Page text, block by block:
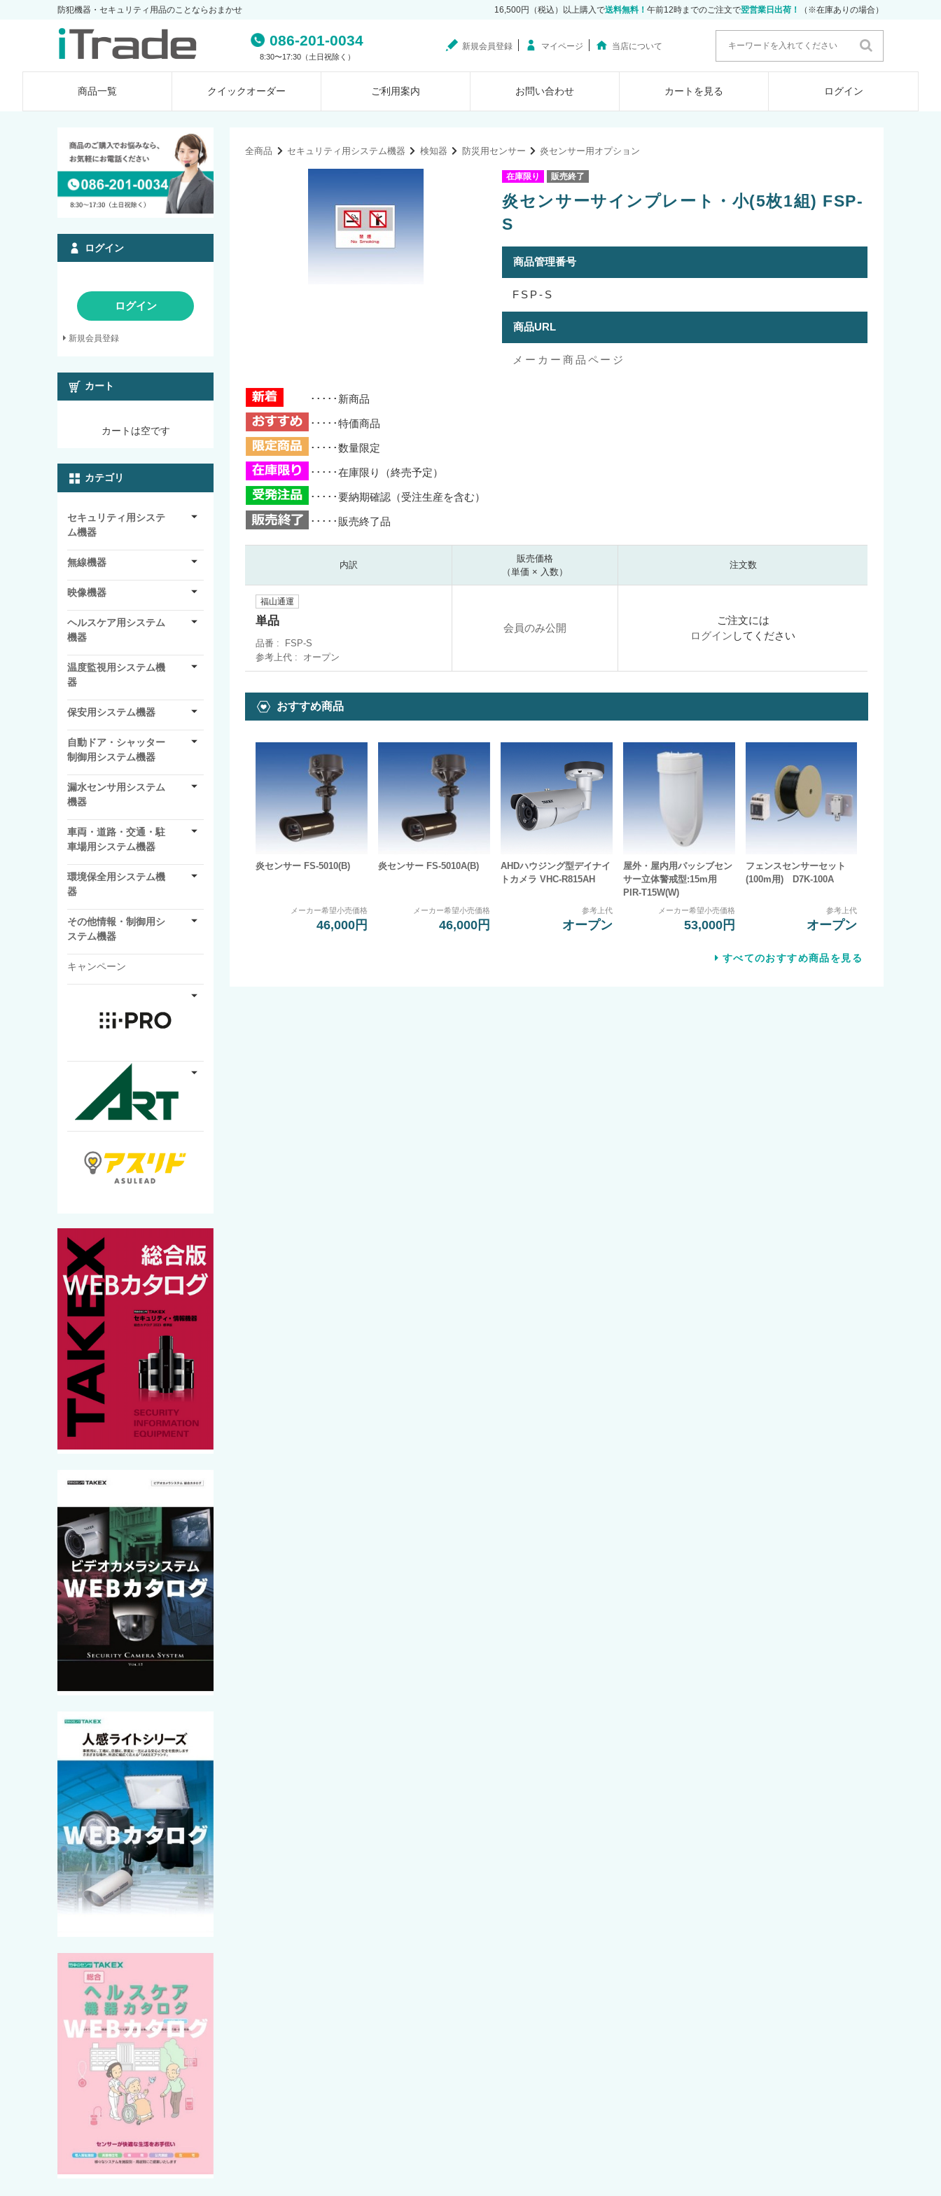
防犯機器・セキュリティ用品のことならおまかせ 16,500円（税込）以上購入で送料無料！ 午前12時までのご注文で翌営業日出荷！ （※在庫ありの場合）
086-201-0034
8:30〜17:30（土日祝除く）
新規会員登録 マイページ 当店について
商品一覧 クイックオーダー ご利用案内 お問い合わせ カートを見る ログイン
全商品 セキュリティ用システム機器 検知器 防災用センサー 炎センサー用オプション
在庫限り 販売終了
炎センサーサインプレート・小(5枚1組) FSP-
S
商品管理番号
FSP-S
商品URL
メーカー商品ページ
･････新商品
･････特価商品
･････数量限定
･････在庫限り（終売予定）
･････要納期確認（受注生産を含む）
･････販売終了品
内訳
販売価格
（単価 × 入数）
注文数
福山通運
単品
品番
FSP-S
参考上代
オープン
会員のみ公開
ご注文には
ログイン してください
おすすめ商品
炎センサー FS-5010(B)
メーカー希望小売価格
46,000円
炎センサー FS-5010A(B)
メーカー希望小売価格
46,000円
AHDハウジング型デイナイ
トカメラ VHC-R815AH
参考上代
オープン
屋外・屋内用パッシブセン
サー立体警戒型:15m用
PIR-T15W(W)
メーカー希望小売価格
53,000円
フェンスセンサーセット
(100m用) D7K-100A
参考上代
オープン
すべてのおすすめ商品を見る
ログイン
ログイン
新規会員登録
カート
カートは空です
カテゴリ
セキュリティ用システ
ム機器
無線機器
映像機器
ヘルスケア用システム
機器
温度監視用システム機
器
保安用システム機器
自動ドア・シャッター
制御用システム機器
漏水センサ用システム
機器
車両・道路・交通・駐
車場用システム機器
環境保全用システム機
器
その他情報・制御用シ
ステム機器
キャンペーン